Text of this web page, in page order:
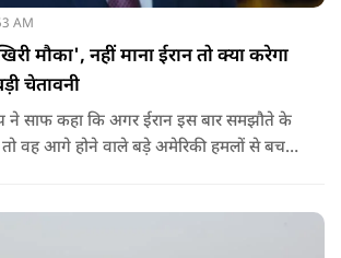
AM
मौका', नहीं माना ईरान तो क्या करेगा
चेतावनी
तो वह आगे होने वाले बड़े अमेरिकी हमलों से बच